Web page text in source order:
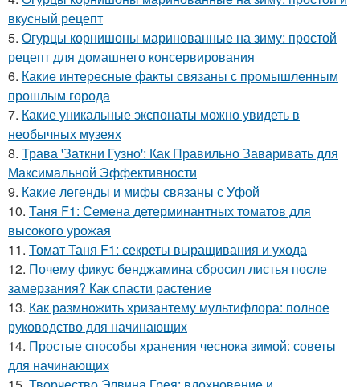
вкусный рецепт
5. Огурцы корнишоны маринованные на зиму: простой
рецепт для домашнего консервирования
6. Какие интересные факты связаны с промышленным
прошлым города
7. Какие уникальные экспонаты можно увидеть в
необычных музеях
8. Трава 'Заткни Гузно': Как Правильно Заваривать для
Максимальной Эффективности
9. Какие легенды и мифы связаны с Уфой
10. Таня F1: Семена детерминантных томатов для
высокого урожая
11. Томат Таня F1: секреты выращивания и ухода
12. Почему фикус бенджамина сбросил листья после
замерзания? Как спасти растение
13. Как размножить хризантему мультифлора: полное
руководство для начинающих
14. Простые способы хранения чеснока зимой: советы
для начинающих